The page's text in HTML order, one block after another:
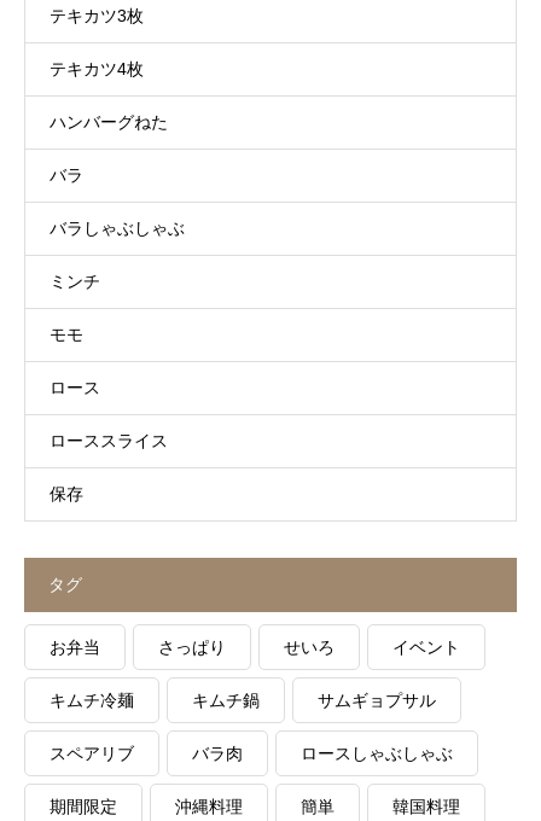
テキカツ3枚
テキカツ4枚
ハンバーグねた
バラ
バラしゃぶしゃぶ
ミンチ
モモ
ロース
ローススライス
保存
タグ
お弁当 さっぱり せいろ イベント
キムチ冷麺 キムチ鍋 サムギョプサル
スペアリブ バラ肉 ロースしゃぶしゃぶ
期間限定 沖縄料理 簡単 韓国料理